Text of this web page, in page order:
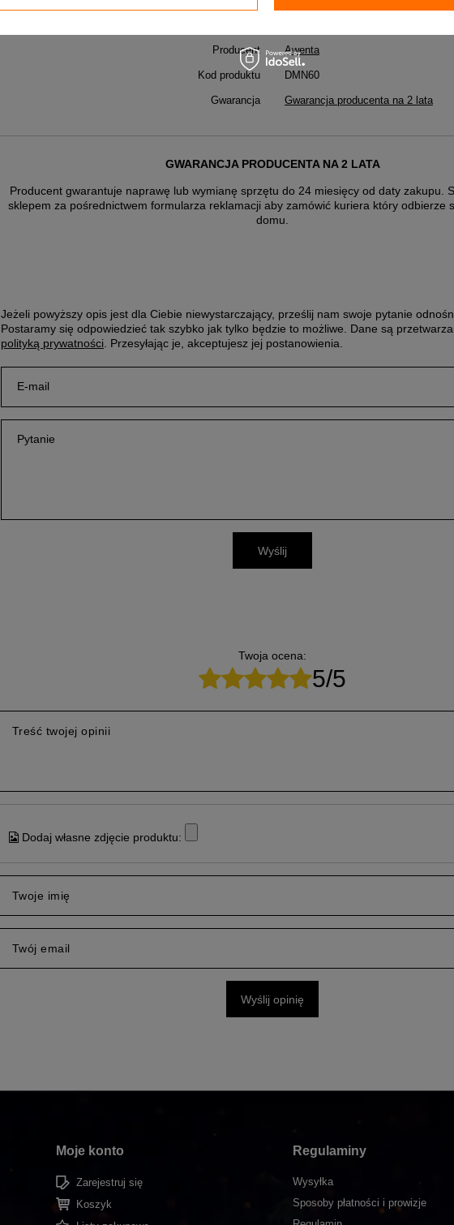
Producent Awenta
Kod produktu DMN60
Gwarancja Gwarancja producenta na 2 lata
GWARANCJA PRODUCENTA NA 2 LATA
Producent gwarantuje naprawę lub wymianę sprzętu do 24 miesięcy od daty zakupu.
sklepem za pośrednictwem formularza reklamacji abyzamówić kuriera który odbierze
domu.
Jeżeli powyższy opis jest dla Ciebie niewystarczający, prześlij nam swoje pytanie
Postaramy się odpowiedzieć tak szybko jak tylko będzie to możliwe. Dane są
polityką prywatności . Przesyłając je, akceptujesz jej postanowienia.
E-mail
Pytanie
Wyślij
Twoja ocena:
5/5
Treść twojej opinii
Dodaj własne zdjęcie produktu:
Twoje imię
Twój email
Wyślij opinię
Moje konto
Zarejestruj się
Koszyk
Regulaminy
Wysyłka
Sposoby płatności i prowizje